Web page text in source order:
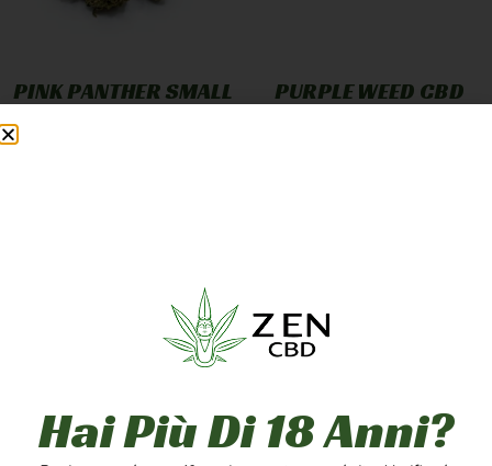
PINK PANTHER SMALL
20g
200g
PURPLE WEED CBD
1g
20g
Hai Più Di 18 Anni?